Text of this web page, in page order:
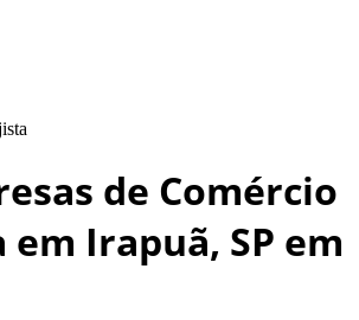
de Comércio
Irapuã, SP em